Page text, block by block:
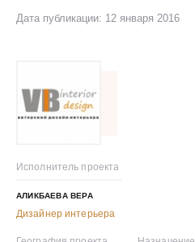
Дата публикации: 12 января 2016
Исполнитель проекта
АЛИКБАЕВА ВЕРА
Дизайнер интерьера